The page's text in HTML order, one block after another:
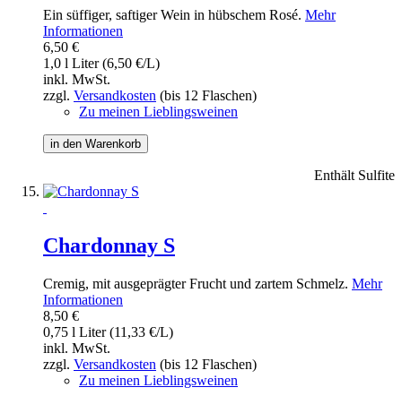
Ein süffiger, saftiger Wein in hübschem Rosé. Mehr
Informationen
6,50 €
1,0 l Liter (6,50 €/L)
inkl. MwSt.
zzgl. Versandkosten (bis 12 Flaschen)
Zu meinen Lieblingsweinen
in den Warenkorb
Enthält Sulfite
Chardonnay S
Cremig, mit ausgeprägter Frucht und zartem Schmelz. Mehr
Informationen
8,50 €
0,75 l Liter (11,33 €/L)
inkl. MwSt.
zzgl. Versandkosten (bis 12 Flaschen)
Zu meinen Lieblingsweinen